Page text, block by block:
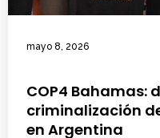
mayo 8, 2026
COP4 Bahamas:
criminalización
en Argentina